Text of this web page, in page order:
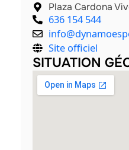
Plaza Cardona
636 154 544
Site officiel
SITUATION